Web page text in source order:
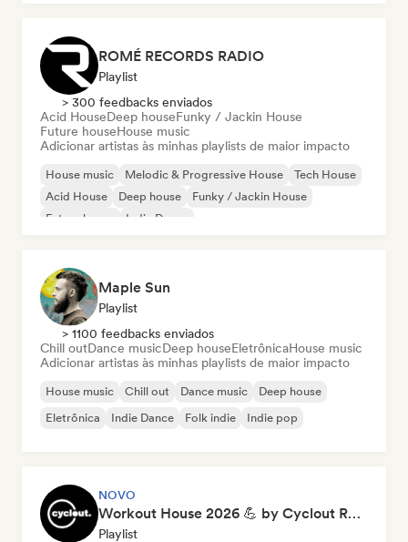
ROMÉ RECORDS RADIO
Playlist
> 300 feedbacks enviados
Acid HouseDeep houseFunky / Jackin House
Future houseHouse music
Adicionar artistas às minhas playlists de maior impacto
House music Melodic & Progressive House
Tech House
Acid House
Deep house
Funky / Jackin House
Future house
Indie Dance
Maple Sun
Playlist
> 1100 feedbacks enviados
Chill outDance musicDeep houseEletrônicaHouse music
Adicionar artistas às minhas playlists de maior impacto
House music Chill out Dance music
Deep house
Eletrônica
Indie Dance Folk indie Indie pop
NOVO
Workout House 2026 💪 by Cyclout Records
Playlist